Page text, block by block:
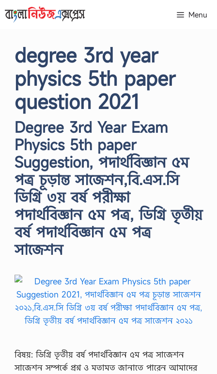
to
Menu
degree 3rd year
physics 5th paper
question 2021
Degree 3rd Year Exam
Physics 5th paper
Suggestion, পদার্থবিজ্ঞান ৫ম
পত্র চূড়ান্ত সাজেশন,বি.এস.সি
ডিগ্রি ৩য় বর্ষ পরীক্ষা
পদার্থবিজ্ঞান ৫ম পত্র, ডিগ্রি তৃতীয়
বর্ষ পদার্থবিজ্ঞান ৫ম পত্র
সাজেশন
বিষয়: ডিগ্রি তৃতীয় বর্ষ পদার্থবিজ্ঞান ৫ম পত্র সাজেশন
সাজেশন সম্পর্কে প্রশ্ন ও মতামত জানাতে পারেন আমাদের